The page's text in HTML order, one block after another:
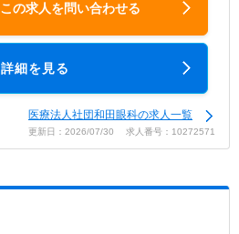
この求人を問い合わせる
詳細を見る
医療法人社団和田眼科の求人一覧
更新日：2026/07/30 求人番号：10272571